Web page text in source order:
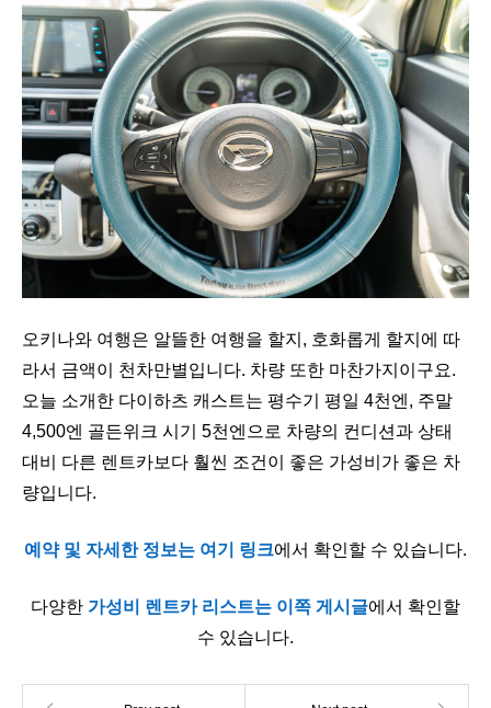
오키나와 여행은 알뜰한 여행을 할지, 호화롭게 할지에 따
라서 금액이 천차만별입니다. 차량 또한 마찬가지이구요.
오늘 소개한 다이하츠 캐스트는 평수기 평일 4천엔, 주말
4,500엔 골든위크 시기 5천엔으로 차량의 컨디션과 상태
대비 다른 렌트카보다 훨씬 조건이 좋은 가성비가 좋은 차
량입니다.
예약 및 자세한 정보는 여기 링크에서 확인할 수 있습니다.
다양한 가성비 렌트카 리스트는 이쪽 게시글에서 확인할
수 있습니다.